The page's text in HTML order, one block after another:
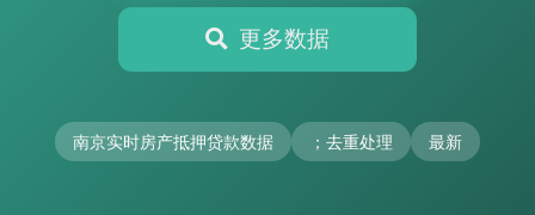
更多数据
南京实时房产抵押贷款数据 ；去重处理 最新